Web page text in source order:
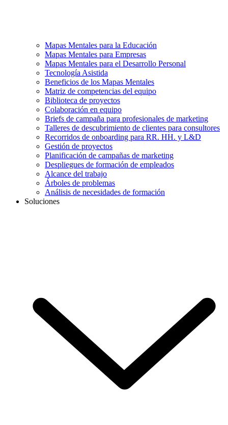
Mapas Mentales para la Educación
Mapas Mentales para Empresas
Mapas Mentales para el Desarrollo Personal
Tecnología Asistida
Beneficios de los Mapas Mentales
Matriz de competencias del equipo
Biblioteca de proyectos
Colaboración en equipo
Briefs de campaña para profesionales de marketing
Talleres de descubrimiento de clientes para consultores
Recorridos de onboarding para RR. HH. y L&D
Gestión de proyectos
Planificación de campañas de marketing
Despliegues de formación de empleados
Alcance del trabajo
Árboles de problemas
Análisis de necesidades de formación
Soluciones